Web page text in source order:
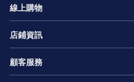
線上購物
店鋪資訊
顧客服務